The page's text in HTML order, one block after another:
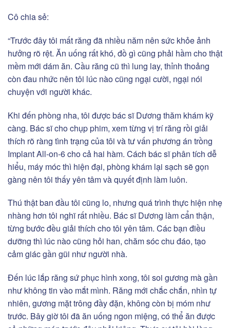
Cô chia sẻ:
“Trước đây tôi mất răng đã nhiều năm nên sức khỏe ảnh
hưởng rõ rệt. Ăn uống rất khó, đồ gì cũng phải hầm cho thật
mềm mới dám ăn. Cầu răng cũ thì lung lay, thỉnh thoảng
còn đau nhức nên tôi lúc nào cũng ngại cười, ngại nói
chuyện với người khác.
Khi đến phòng nha, tôi được bác sĩ Dương thăm khám kỹ
càng. Bác sĩ cho chụp phim, xem từng vị trí răng rồi giải
thích rõ ràng tình trạng của tôi và tư vấn phương án trồng
Implant All-on-6 cho cả hai hàm. Cách bác sĩ phân tích dễ
hiểu, máy móc thì hiện đại, phòng khám lại sạch sẽ gọn
gàng nên tôi thấy yên tâm và quyết định làm luôn.
Thú thật ban đầu tôi cũng lo, nhưng quá trình thực hiện nhẹ
nhàng hơn tôi nghĩ rất nhiều. Bác sĩ Dương làm cẩn thận,
từng bước đều giải thích cho tôi yên tâm. Các bạn điều
dưỡng thì lúc nào cũng hỏi han, chăm sóc chu đáo, tạo
cảm giác gần gũi như người nhà.
Đến lúc lắp răng sứ phục hình xong, tôi soi gương mà gần
như không tin vào mắt mình. Răng mới chắc chắn, nhìn tự
nhiên, gương mặt trông đầy đặn, không còn bị móm như
trước. Bây giờ tôi đã ăn uống ngon miệng, có thể ăn được